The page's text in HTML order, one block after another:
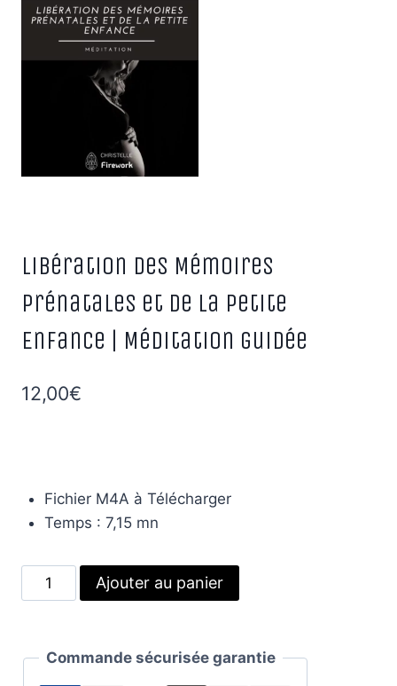
Libération des Mémoires
Prénatales et de la Petite
Enfance | Méditation guidée
12,00€
Fichier M4A à Télécharger
Temps : 7,15 mn
quantité
de
Ajouter au panier
Commande sécurisée garantie